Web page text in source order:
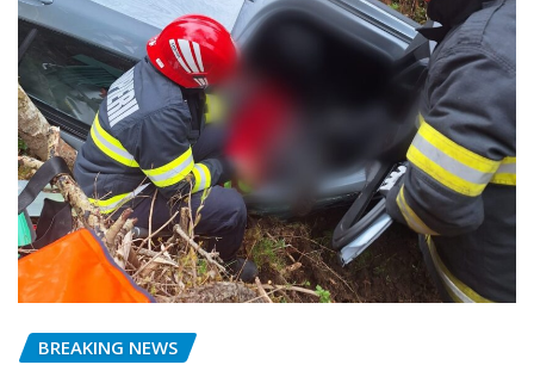
BREAKING NEWS